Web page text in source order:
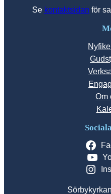
Se kontaktsidan för
Om